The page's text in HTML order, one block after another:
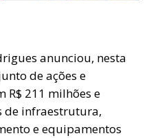
anunciou, nesta
de ações e
R$ 211 milhões e
de infraestrutura,
e equipamentos